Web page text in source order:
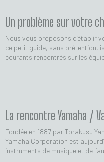
Un problème sur votre
Nous vous proposons d’établir
ce petit guide, sans prétention,
courants rencontrés sur les
La rencontre Yamaha /
Fondée en 1887 par Torakusu
Yamaha Corporation est
instruments de musique et de